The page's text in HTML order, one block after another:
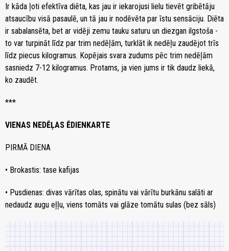
Ir kāda ļoti efektīva diēta, kas jau ir iekarojusi lielu tievēt gribētāju
atsaucību visā pasaulē, un tā jau ir nodēvēta par īstu sensāciju. Diēta
ir sabalansēta, bet ar vidēji zemu tauku saturu un diezgan ilgstoša -
to var turpināt līdz par trim nedēļām, turklāt ik nedēļu zaudējot trīs
līdz piecus kilogramus. Kopējais svara zudums pēc trim nedēļām
sasniedz 7-12 kilogramus. Protams, ja vien jums ir tik daudz liekā,
ko zaudēt.
***
VIENAS NEDĒĻAS ĒDIENKARTE
PIRMĀ DIENA
• Brokastis: tase kafijas
• Pusdienas: divas vārītas olas, spinātu vai vārītu burkānu salāti ar
nedaudz augu eļļu, viens tomāts vai glāze tomātu sulas (bez sāls)